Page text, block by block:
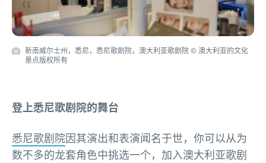
新南威尔士州，悉尼，悉尼歌剧院，澳大利亚歌剧院 © 澳大利亚的文化
景点版权所有
登上悉尼歌剧院的舞台
悉尼歌剧院因其演出和表演闻名于世，你可以从为
数不多的龙套角色中挑选一个，加入澳大利亚歌剧